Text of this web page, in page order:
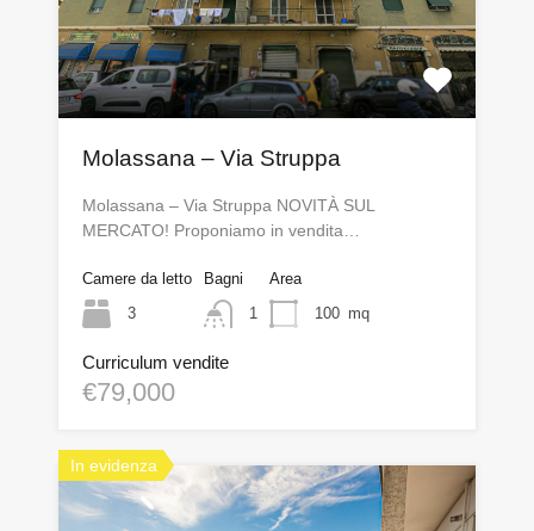
Molassana – Via Struppa
Molassana – Via Struppa NOVITÀ SUL
MERCATO! Proponiamo in vendita…
Camere da letto
3
Bagni
1
Area
100 mq
Curriculum vendite
€79,000
In evidenza